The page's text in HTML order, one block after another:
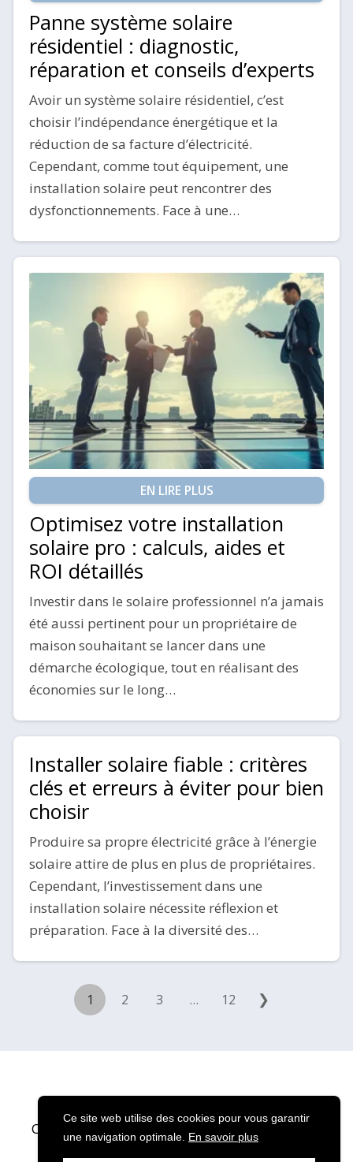
Panne système solaire
résidentiel : diagnostic,
réparation et conseils d’experts
Avoir un système solaire résidentiel, c’est
choisir l’indépendance énergétique et la
réduction de sa facture d’électricité.
Cependant, comme tout équipement, une
installation solaire peut rencontrer des
dysfonctionnements. Face à une…
EN LIRE PLUS
Optimisez votre installation
solaire pro : calculs, aides et
ROI détaillés
Investir dans le solaire professionnel n’a jamais
été aussi pertinent pour un propriétaire de
maison souhaitant se lancer dans une
démarche écologique, tout en réalisant des
économies sur le long…
Installer solaire fiable : critères
clés et erreurs à éviter pour bien
choisir
Produire sa propre électricité grâce à l’énergie
solaire attire de plus en plus de propriétaires.
Cependant, l’investissement dans une
installation solaire nécessite réflexion et
préparation. Face à la diversité des…
1 2 3 … 12 ❯
Copyright © 2024 Solaire Services · Tous droits
Ce site web utilise des cookies pour vous garantir
une navigation optimale. En savoir plus